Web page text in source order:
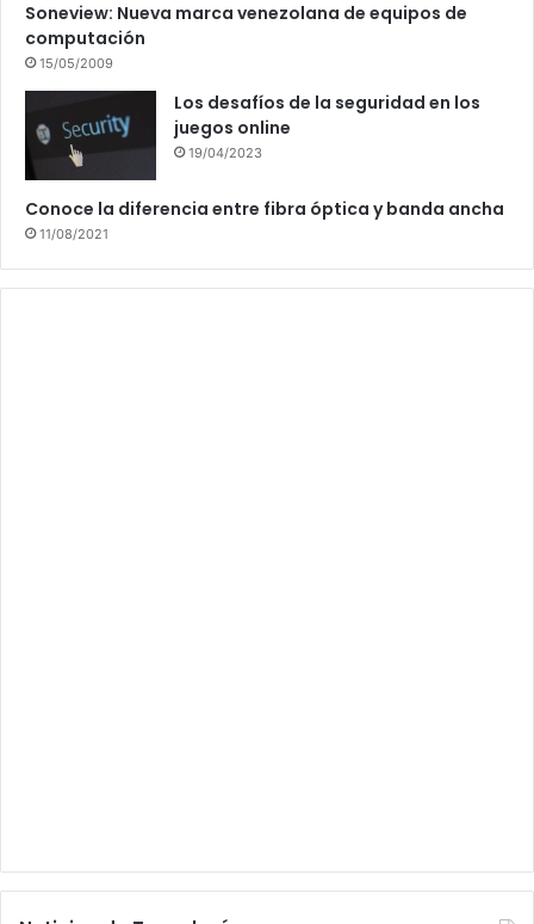
Soneview: Nueva marca venezolana de equipos de
computación
15/05/2009
Los desafíos de la seguridad en los
juegos online
19/04/2023
Conoce la diferencia entre fibra óptica y banda ancha
11/08/2021